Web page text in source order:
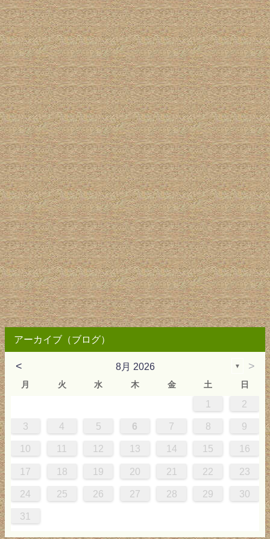
アーカイブ（ブログ）
< 8月 2026 ▼ >
月 火 水 木 金 土 日
1 2
3 4 5 6 7 8 9
10 11 12 13 14 15 16
17 18 19 20 21 22 23
24 25 26 27 28 29 30
31